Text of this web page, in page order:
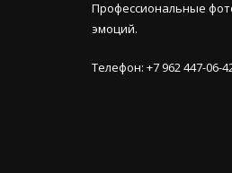
Профессиональные
эмоций.
Телефон: +7 962 447-06-